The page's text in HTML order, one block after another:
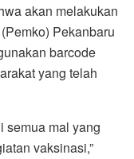
akan melakukan
Pekanbaru
barcode
yang telah
semua mal yang
vaksinasi,”